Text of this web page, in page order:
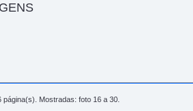
Mostradas: foto 16 a 30.